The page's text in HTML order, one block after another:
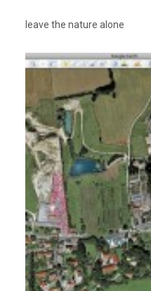
leave the nature alone